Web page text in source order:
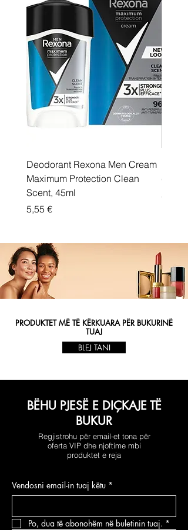
Deodorant Rexona Men Cream
Maximum Protection Clean
Scent, 45ml
Price
5,55 €
Price
5,55 €
PRODUKTET MË TË KËRKUARA PËR BUKURINË
TUAJ
BLEJ TANI
BËHU PJESË E DIÇKAJE TË
BUKUR
Regjistrohu për email-et tona për
oferta VIP dhe njoftime mbi
produktet e reja
Vendosni email-in tuaj këtu *
Po, dua të abonohëm në buletinin tuaj. *